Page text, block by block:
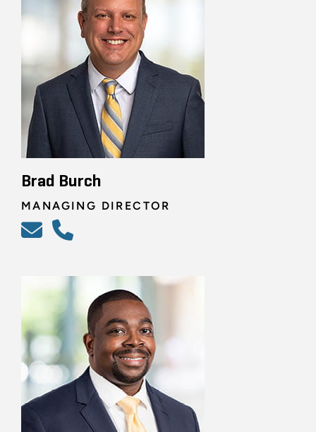
Brad Burch
MANAGING DIRECTOR